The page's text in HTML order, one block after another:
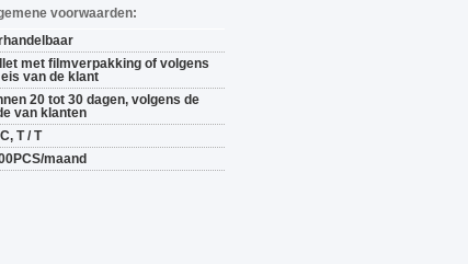
voorwaarden:
met filmverpakking of volgens
van de klant
20 tot 30 dagen, volgens de
van klanten
T / T
maand